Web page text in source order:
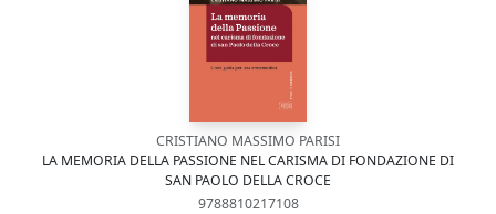
CRISTIANO MASSIMO PARISI
LA MEMORIA DELLA PASSIONE NEL CARISMA DI FONDAZIONE DI
SAN PAOLO DELLA CROCE
9788810217108